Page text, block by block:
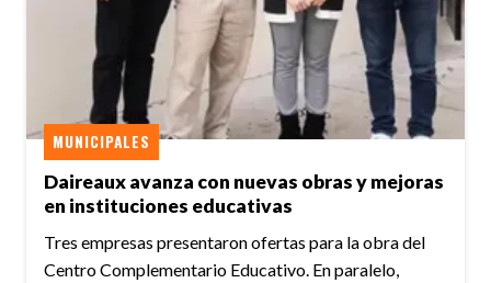
Daireaux avanza con nuevas obras y mejoras
en instituciones educativas
MUNICIPALES
Tres empresas presentaron ofertas para la obra del
Centro Complementario Educativo. En paralelo,